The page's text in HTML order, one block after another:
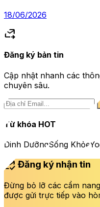
18/06/2026
forward_to_inbox
Đăng ký bản tin
Cập nhật nhanh các
chuyên sâu.
Từ khóa HOT
Dinh DưỡngSống Khỏe
mark_email_read Đăng ký nhận tin
Đừng bỏ lỡ các cẩm
được gửi trực tiếp vào